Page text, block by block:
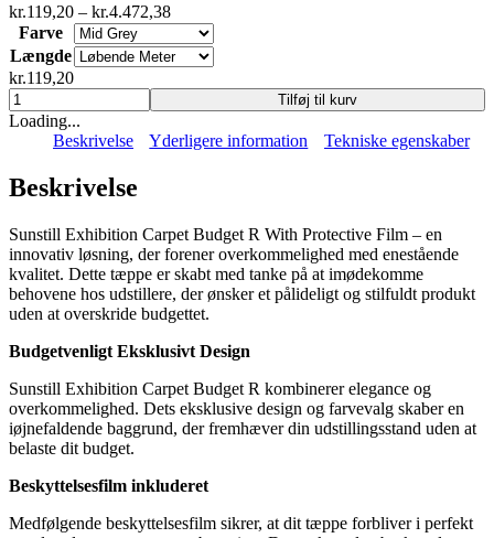
kr.119,20 – kr.4.472,38Prisinterval:
kr.119,20
til
kr.4.472,38
Farve
Længde
kr.119,20
Sunstill
Exhibition
Carpet
R
With
Film
antal
Tilføj til kurv
Loading...
Beskrivelse
Yderligere information Tekniske egenskaber
Beskrivelse
Sunstill Exhibition Carpet Budget R With Protective Film – en
innovativ løsning, der forener overkommelighed med enestående
kvalitet. Dette tæppe er skabt med tanke på at imødekomme
behovene hos udstillere, der ønsker et pålideligt og stilfuldt produkt
uden at overskride budgettet.
Budgetvenligt Eksklusivt Design
Sunstill Exhibition Carpet Budget R kombinerer elegance og
overkommelighed. Dets eksklusive design og farvevalg skaber en
iøjnefaldende baggrund, der fremhæver din udstillingsstand uden at
belaste dit budget.
Beskyttelsesfilm inkluderet
Medfølgende beskyttelsesfilm sikrer, at dit tæppe forbliver i perfekt